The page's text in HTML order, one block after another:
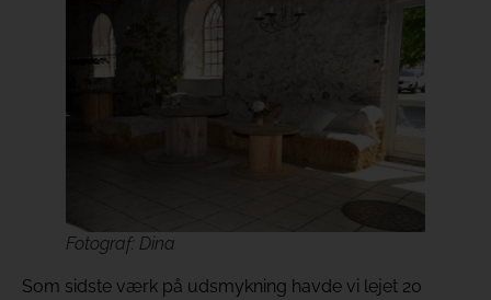
Fotograf: Dina
Som sidste værk på udsmykning havde vi lejet 20